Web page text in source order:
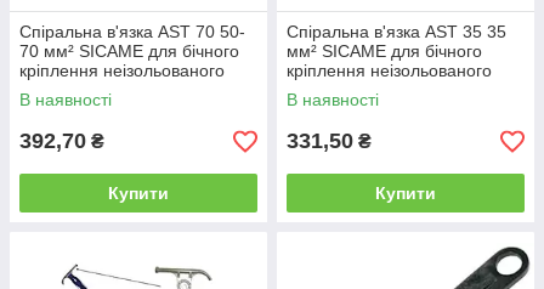
Спіральна в'язка AST 70 50-
70 мм² SICAME для бічного
кріплення неізольованого
проводу, спіральне кріплення
В наявності
392,70 ₴
Купити
Спіральна в'язка AST 35 35
мм² SICAME для бічного
кріплення неізольованого
проводу, спіральне кріплення
В наявності
331,50 ₴
Купити